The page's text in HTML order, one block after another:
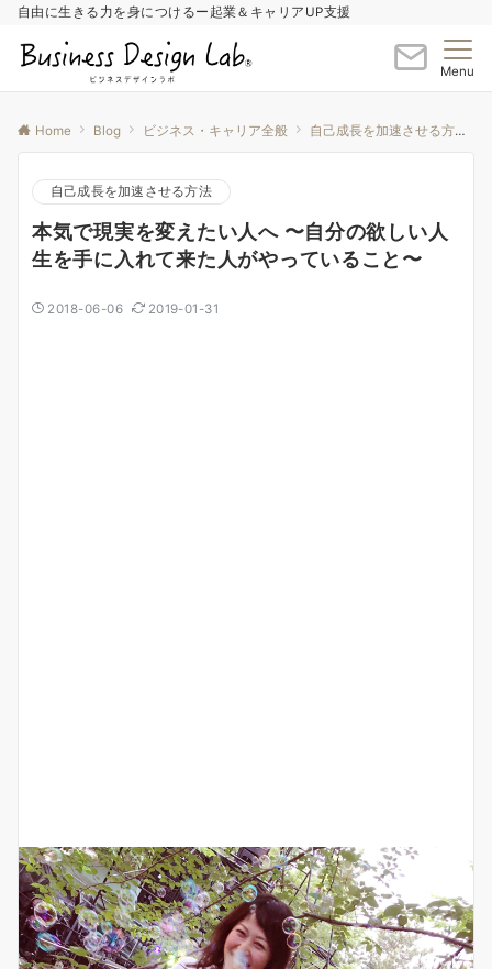
自由に生きる力を身につけるー起業＆キャリアUP支援
Menu
Home Blog ビジネス・キャリア全般 自己成長を加速させる方法
自己成長を加速させる方法
本気で現実を変えたい人へ 〜自分の欲しい人
生を手に入れて来た人がやっていること〜
2018-06-06 2019-01-31